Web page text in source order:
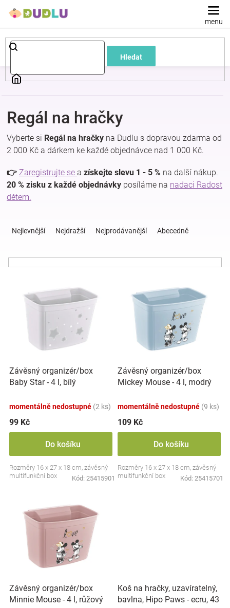
Hledat
Dětské
a
kojenecké
oblečení
Pokojíček
a
kojenecká
výbava
Hračky
oblečení
Značky
Hračkářství
Přihlášení
Regál na hračky
Vyberte si Regál na hračky na Dudlu s dopravou zdarma od
2 000 Kč a dárkem ke každé objednávce nad 1 000 Kč.
👉 Zaregistrujte se a získejte slevu 1 - 5 % na další nákup.
20 % zisku z každé objednávky posíláme na nadaci Radost
dětem.
ů
Nejlevnější Nejdražší Nejprodávanější Abecedně
o
d
u
t
ů
Závěsný organizér/box
Baby Star - 4 l, bílý
momentálně nedostupné (2 ks)
99 Kč
Do košíku
Rozměry 16 x 27 x 18 cm, závěsný
multifunkční box
Kód: 25415901
Závěsný organizér/box
Mickey Mouse - 4 l, modrý
momentálně nedostupné (9 ks)
109 Kč
Do košíku
Rozměry 16 x 27 x 18 cm, závěsný
multifunkční box
Kód: 25415701
Závěsný organizér/box
Minnie Mouse - 4 l, růžový
Koš na hračky, uzavíratelný,
bavlna, Hipo Paws - ecru, 43